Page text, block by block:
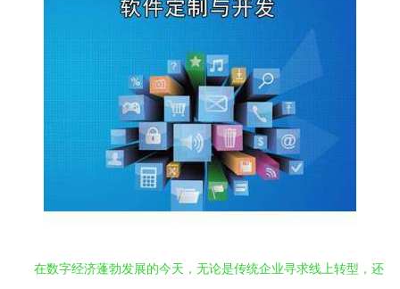
在数字经济蓬勃发展的今天，无论是传统企业寻求线上转型，还